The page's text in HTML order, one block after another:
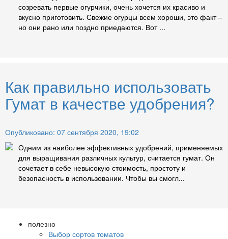
созревать первые огурчики, очень хочется их красиво и
вкусно приготовить. Свежие огурцы всем хороши, это факт –
но они рано или поздно приедаются. Вот ...
Как правильно использовать
Гумат в качестве удобрения?
Опубликовано: 07 сентября 2020, 19:02
Одним из наиболее эффективных удобрений, применяемых
для выращивания различных культур, считается гумат. Он
сочетает в себе невысокую стоимость, простоту и
безопасность в использовании. Чтобы вы смогл...
полезно
Выбор сортов томатов